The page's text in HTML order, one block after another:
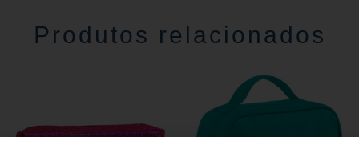
Produtos relacionados